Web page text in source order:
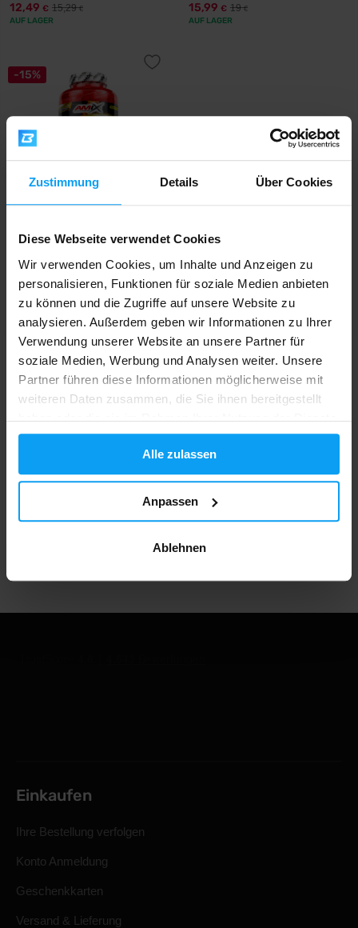
Zustimmung Details Über Cookies
Diese Webseite verwendet Cookies
Wir verwenden Cookies, um Inhalte und Anzeigen zu
personalisieren, Funktionen für soziale Medien anbieten
zu können und die Zugriffe auf unsere Website zu
analysieren. Außerdem geben wir Informationen zu Ihrer
Verwendung unserer Website an unsere Partner für
soziale Medien, Werbung und Analysen weiter. Unsere
Partner führen diese Informationen möglicherweise mit
weiteren Daten zusammen, die Sie ihnen bereitgestellt
haben oder die sie im Rahmen Ihrer Nutzung der Dienste
gesammelt haben.
Alle zulassen
Anpassen
Ablehnen
12,49 € 15,29€
AUF LAGER
15,99 € 19€
AUF LAGER
-15%
Lipotropic Fat Burner 200
19,79€ 23,29€
AUF LAGER- NUR NOCH WENIGE ARTIKEL
Schneller Versand
Einkaufen
Ihre Bestellung verfolgen
Konto Anmeldung
Geschenkkarten
Versand & Lieferung